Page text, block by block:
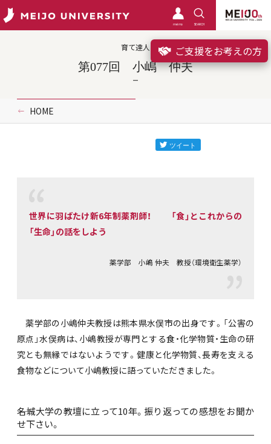
meimo SEARCH
ご支援をお考えの方
育て達人
第077回 小嶋 仲夫
HOME
世界に羽ばたけ新6年制薬剤師！ 「食」とこれからの
「生命」の話をしよう
薬学部 小嶋 仲夫 教授（環境衛生薬学）
薬学部の小嶋仲夫教授は熊本県水俣市の出身です。「公害の
原点」水俣病は、小嶋教授が専門とする食・化学物質・生命の研
究とも無縁ではないようです。健康と化学物質、長寿を支える
食物などについて小嶋教授に語っていただきました。
――名城大学の教壇に立って10年。振り返っての感想をお聞か
せ下さい。